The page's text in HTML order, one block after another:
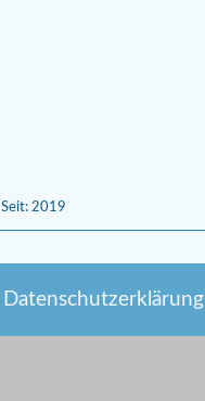
Seit: 2019
Datenschutzerklärung